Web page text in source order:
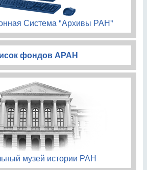
Система "Архивы РАН"
фондов АРАН
музей истории РАН